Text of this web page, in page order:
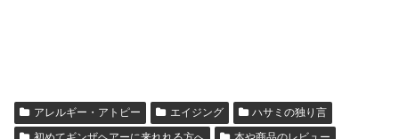
アレルギー・アトピー エイジング
ハサミの独り言